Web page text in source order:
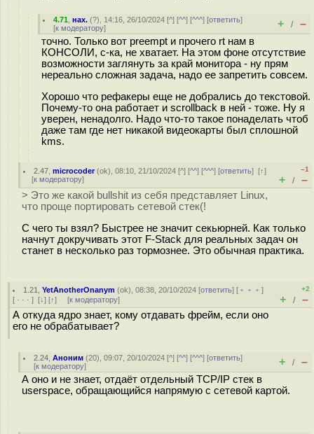
4.71 ,нах. (?), 14:16, 26/10/2024 [^] [^^] [^^^] [ответить]
[к модератору] + / –
точно. Только вот preempt и прочего rt нам в
КОНСОЛИ, с-ка, не хватает. На этом фоне отсутствие
возможности заглянуть за край монитора - ну прям
нереально сложная задача, надо ее запретить совсем.
Хорошо что рефакеры еще не добрались до текстовой.
Почему-то она работает и scrollback в ней - тоже. Ну я
уверен, ненадолго. Надо что-то такое понаделать чтоб
даже там где нет никакой видеокарты был сплошной
kms.
2.47 ,microcoder(ok), 08:10, 21/10/2024 [^] [^^] [^^^] [ответить][↑]
[к модератору]
–1
+ / –
> Это же какой bullshit из себя представляет Linux,
что проще портировать сетевой стек(!
С чего ты взял? Быстрее не значит секьюрней. Как только
начнут докручивать этот F-Stack для реальных задач он
станет в несколько раз тормознее. Это обычная практика.
1.21 ,YetAnotherOnanym (ok), 08:38, 20/10/2024 [ответить] [ ﹢﹢﹢]
[ · · · ] [↓] [↑] [к модератору]
+2
+ / –
А откуда ядро знает, кому отдавать фрейм, если оно
его не обрабатывает?
2.24 ,Аноним (20), 09:07, 20/10/2024 [^] [^^] [^^^] [ответить]
[к модератору] + / –
А оно и не знает, отдаёт отдельный TCP/IP стек в
userspace, обращающийся напрямую с сетевой картой.